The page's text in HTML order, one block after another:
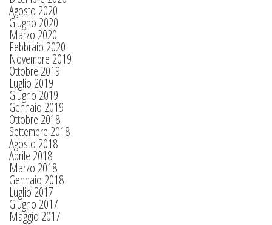
Agosto 2020
Giugno 2020
Marzo 2020
Febbraio 2020
Novembre 2019
Ottobre 2019
Luglio 2019
Giugno 2019
Gennaio 2019
Ottobre 2018
Settembre 2018
Agosto 2018
Aprile 2018
Marzo 2018
Gennaio 2018
Luglio 2017
Giugno 2017
Maggio 2017